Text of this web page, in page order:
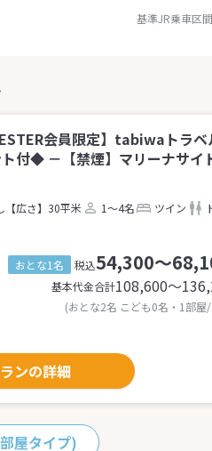
基準JR乗車区間
会員限定】tabiwaトラベ
付◆ －【禁煙】マリーナサイ
【広さ】30平米 1～4名 ツイン
おとな1名 税込54,300～
基本代金合計108,600〜
(おとな2名 こども0名・1部屋
ンの詳細
屋タイプ)